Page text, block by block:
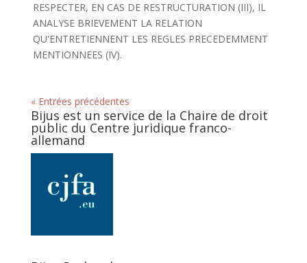
RESPECTER, EN CAS DE RESTRUCTURATION (III), IL
ANALYSE BRIEVEMENT LA RELATION
QU'ENTRETIENNENT LES REGLES PRECEDEMMENT
MENTIONNEES (IV).
« Entrées précédentes
Bijus est un service de la Chaire de droit
public du Centre juridique franco-
allemand